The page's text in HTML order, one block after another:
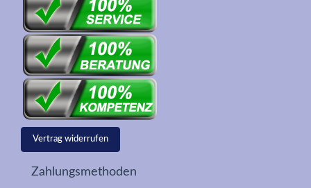
Vertrag widerrufen
Zahlungsmethoden